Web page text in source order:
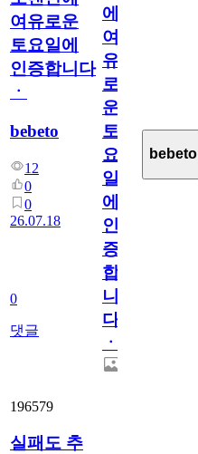
여유로운
토요일에
인증합니다
ㆍ
bebeto
12
0
0
26.07.18
0
댓글
에
여
유
로
운
토
요
일
에
인
증
합
니
다
ㆍ
bebeto
196579
실패도 추